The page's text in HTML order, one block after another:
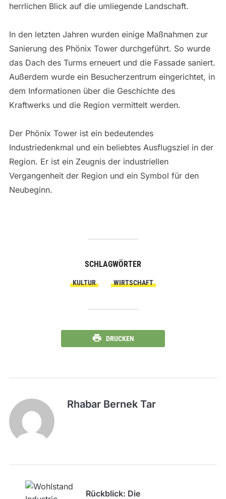
herrlichen Blick auf die umliegende Landschaft.
In den letzten Jahren wurden einige Maßnahmen zur
Sanierung des Phönix Tower durchgeführt. So wurde
das Dach des Turms erneuert und die Fassade saniert.
Außerdem wurde ein Besucherzentrum eingerichtet, in
dem Informationen über die Geschichte des
Kraftwerks und die Region vermittelt werden.
Der Phönix Tower ist ein bedeutendes
Industriedenkmal und ein beliebtes Ausflugsziel in der
Region. Er ist ein Zeugnis der industriellen
Vergangenheit der Region und ein Symbol für den
Neubeginn.
SCHLAGWÖRTER
KULTUR WIRTSCHAFT
DRUCKEN
Rhabar Bernek Tar
Rückblick: Die